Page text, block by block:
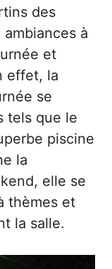
des
à
et
effet, la
se
tels que le
piscine
la
elle se
thèmes et
la salle.